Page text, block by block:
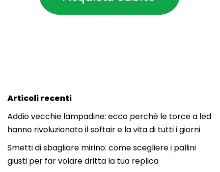
Articoli recenti
Addio vecchie lampadine: ecco perché le torce a led
hanno rivoluzionato il softair e la vita di tutti i giorni
Smetti di sbagliare mirino: come scegliere i pallini
giusti per far volare dritta la tua replica